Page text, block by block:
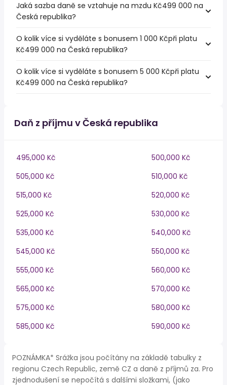
Jaká sazba daně se vztahuje na mzdu Kč499 000 na
Česká republika?
O kolik více si vyděláte s bonusem 1 000 Kčpři platu
Kč499 000 na Česká republika?
O kolik více si vyděláte s bonusem 5 000 Kčpři platu
Kč499 000 na Česká republika?
Daň z příjmu v Česká republika
495,000 Kč
500,000 Kč
505,000 Kč
510,000 Kč
515,000 Kč
520,000 Kč
525,000 Kč
530,000 Kč
535,000 Kč
540,000 Kč
545,000 Kč
550,000 Kč
555,000 Kč
560,000 Kč
565,000 Kč
570,000 Kč
575,000 Kč
580,000 Kč
585,000 Kč
590,000 Kč
POZNÁMKA* Srážka jsou počítány na základě tabulky z
regionu Czech Republic, země CZ a daně z příjmů za. Pro
zjednodušení se nepočítá s dalšími složkami, (jako